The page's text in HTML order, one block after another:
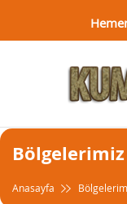
Bölgelerimiz
Anasayfa